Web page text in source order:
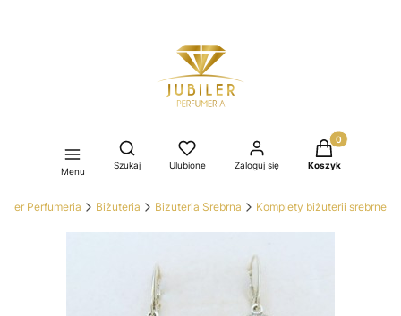
Menu
Otwórz wyszukiwarkę
Szukaj Ulubione Zaloguj się
Produkty w
Koszyk
Perfumeria Biżuteria Bizuteria Srebrna Komplety biżuterii srebrne